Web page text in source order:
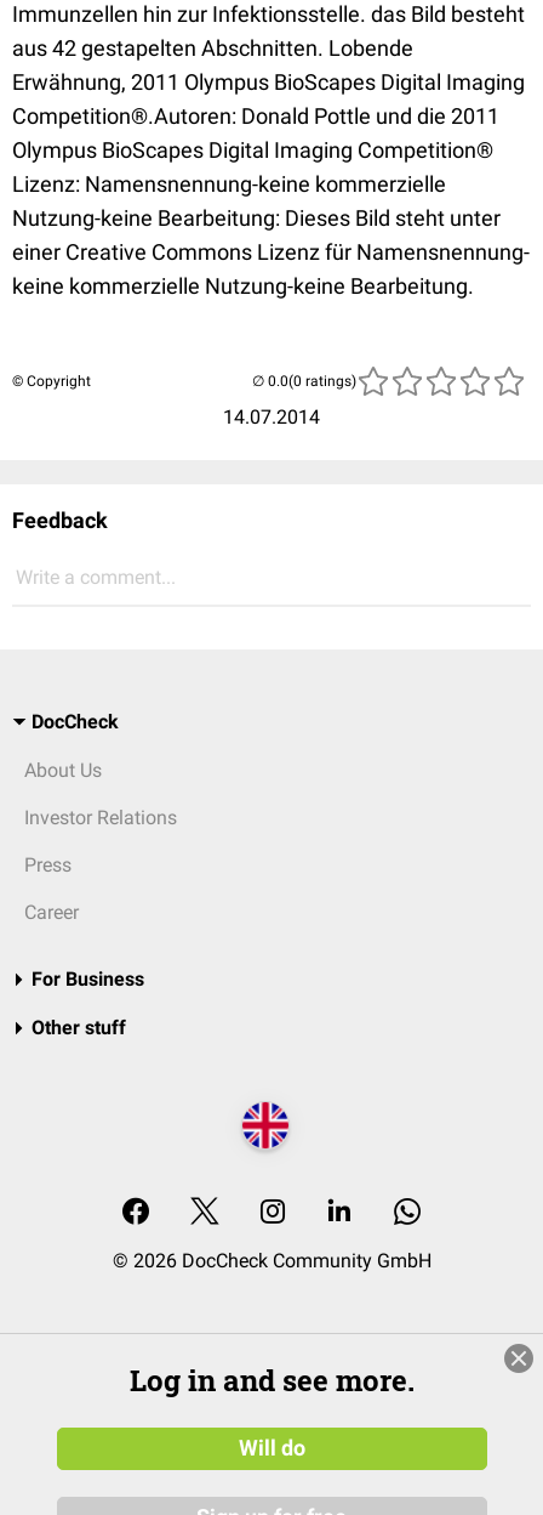
Immunzellen hin zur Infektionsstelle. das Bild besteht
aus 42 gestapelten Abschnitten. Lobende
Erwähnung, 2011 Olympus BioScapes Digital Imaging
Competition®.Autoren: Donald Pottle und die 2011
Olympus BioScapes Digital Imaging Competition®
Lizenz: Namensnennung-keine kommerzielle
Nutzung-keine Bearbeitung: Dieses Bild steht unter
einer Creative Commons Lizenz für Namensnennung-
keine kommerzielle Nutzung-keine Bearbeitung.
© Copyright
14.07.2014
(0 ratings)
Feedback
Write a comment...
DocCheck
About Us
Investor Relations
Press
Career
For Business
Other stuff
© 2026 DocCheck Community GmbH
Log in and see more.
Will do